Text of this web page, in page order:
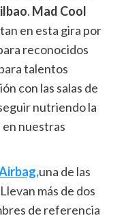
. Mad Cool
en esta gira por
reconocidos
talentos
con las salas de
nutriendo la
nuestras
una de las
más de dos
de referencia